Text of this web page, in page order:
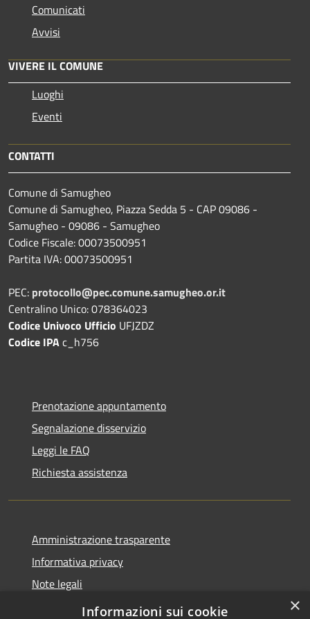
Comunicati
Avvisi
VIVERE IL COMUNE
Luoghi
Eventi
CONTATTI
Comune di Samugheo
Comune di Samugheo, Piazza Sedda 5 - CAP 09086 -
Samugheo - 09086 - Samugheo
Codice Fiscale: 00073500951
Partita IVA: 00073500951
PEC: protocollo@pec.comune.samugheo.or.it
Centralino Unico: 078364023
Codice Univoco Ufficio UFJZDZ
Codice IPAc_h756
Prenotazione appuntamento
Segnalazione disservizio
Leggi le FAQ
Richiesta assistenza
Amministrazione trasparente
Informativa privacy
Note legali
Dichiarazione di accessibilità
×
Informazioni sui cookie